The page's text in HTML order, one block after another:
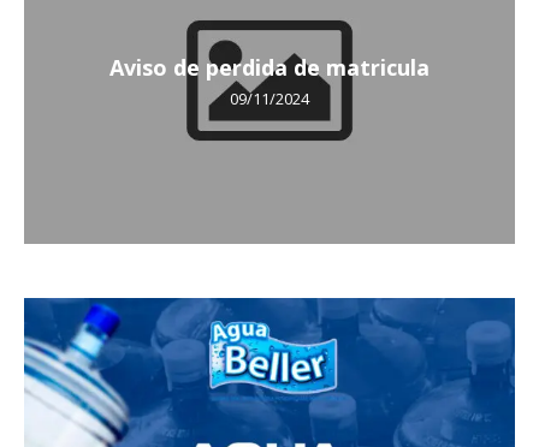
Aviso de perdida de matricula
09/11/2024